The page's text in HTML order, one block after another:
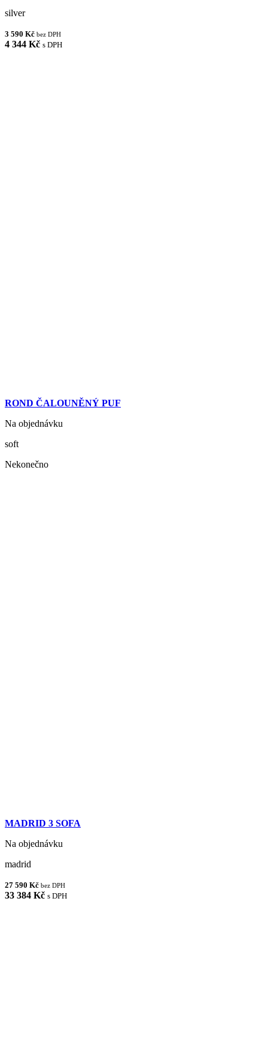
silver
3 590 Kč bez DPH
4 344 Kč s DPH
ROND ČALOUNĚNÝ PUF
Na objednávku
soft
Nekonečno
MADRID 3 SOFA
Na objednávku
madrid
27 590 Kč bez DPH
33 384 Kč s DPH